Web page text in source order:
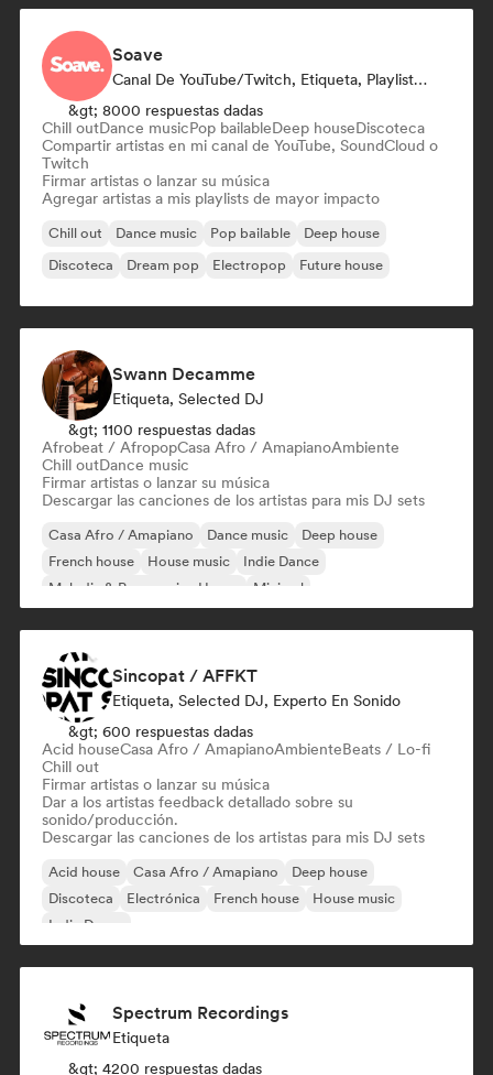
Soave
Canal De YouTube/Twitch, Etiqueta, Playlist Curator
&gt; 8000 respuestas dadas
Chill outDance musicPop bailableDeep houseDiscoteca
Compartir artistas en mi canal de YouTube, SoundCloud o
Twitch
Firmar artistas o lanzar su música
Agregar artistas a mis playlists de mayor impacto
Chill out Dance music Pop bailable
Deep house
Discoteca
Dream pop Electropop Future house
Swann Decamme
Etiqueta, Selected DJ
&gt; 1100 respuestas dadas
Afrobeat / AfropopCasa Afro / AmapianoAmbiente
Chill outDance music
Firmar artistas o lanzar su música
Descargar las canciones de los artistas para mis DJ sets
Casa Afro / Amapiano Dance music
Deep house
French house
House music
Indie Dance
Melodic & Progressive House
Minimal
Sincopat / AFFKT
Etiqueta, Selected DJ, Experto En Sonido
&gt; 600 respuestas dadas
Acid houseCasa Afro / AmapianoAmbienteBeats / Lo-fi
Chill out
Firmar artistas o lanzar su música
Dar a los artistas feedback detallado sobre su
sonido/producción.
Descargar las canciones de los artistas para mis DJ sets
Acid house Casa Afro / Amapiano
Deep house
Discoteca
Electrónica French house
House music
Indie Dance
Spectrum Recordings
Etiqueta
&gt; 4200 respuestas dadas